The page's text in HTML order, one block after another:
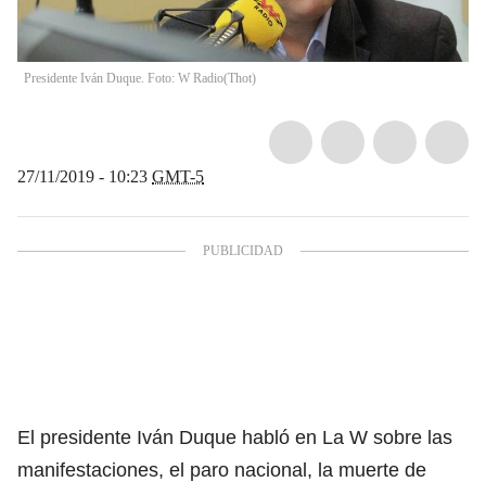
Presidente Iván Duque. Foto: W Radio(Thot)
27/11/2019 - 10:23 GMT-5
El presidente Iván Duque habló en La W sobre las
manifestaciones, el paro nacional, la muerte de